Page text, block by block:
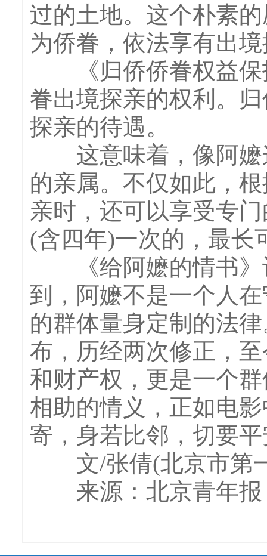
过的土地。这个朴素
为侨眷，依法享有出
《归侨侨眷权益保
眷出境探亲的权利。
探亲的待遇。
这意味着，像阿嬷
的亲属。不仅如此，
亲时，还可以享受专
(含四年)一次的，最长
《给阿嬷的情书》
到，阿嬷不是一个人
的群体量身定制的法
布，历经两次修正，
和财产权，更是一个
相助的情义，正如电
寄，身若比邻，切要
文/张倩(北京市第
来源：北京青年报